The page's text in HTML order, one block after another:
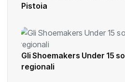
Pistoia
Gli Shoemakers Under 15
regionali